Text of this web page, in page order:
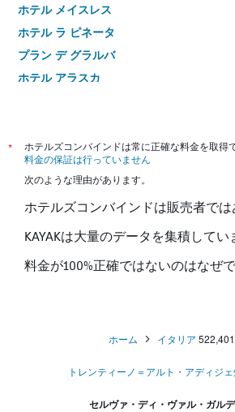
ホテル メイスレス
ホテル ラ ピネータ
プラン デ グラルバ
ホテル アラスカ
Residence Frea
*
ホテルズコンバインドは常に正確な料金を取得
料金の保証は行っていません
次のような理由があります。
ホテルズコンバインドは販売者で
KAYAKは大量のデータを集積してい
料金が100%正確ではないのはなぜ
ホーム イタリア 522,401
トレンティーノ＝アルト・アディジェ
セルヴァ・ディ・ヴァル・ガル